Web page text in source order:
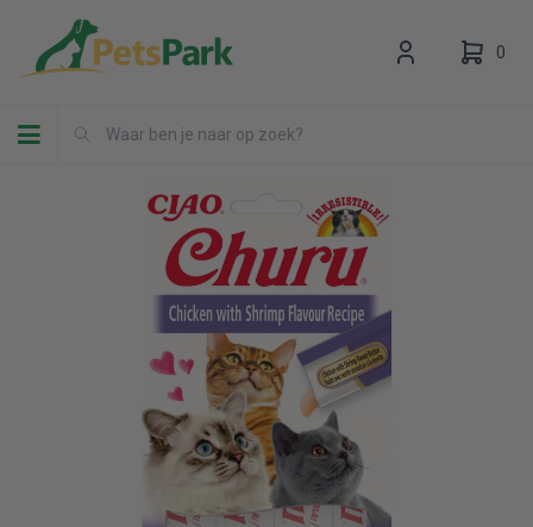
Toggle navigation
0
Uw winkelwagen is leeg.
Vul hem met producten.